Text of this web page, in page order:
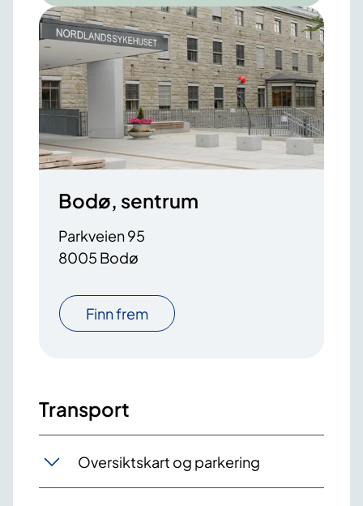
Bodø, sentrum
Parkveien 95
8005 Bodø
Finn frem
Transport
Oversiktskart og parkering